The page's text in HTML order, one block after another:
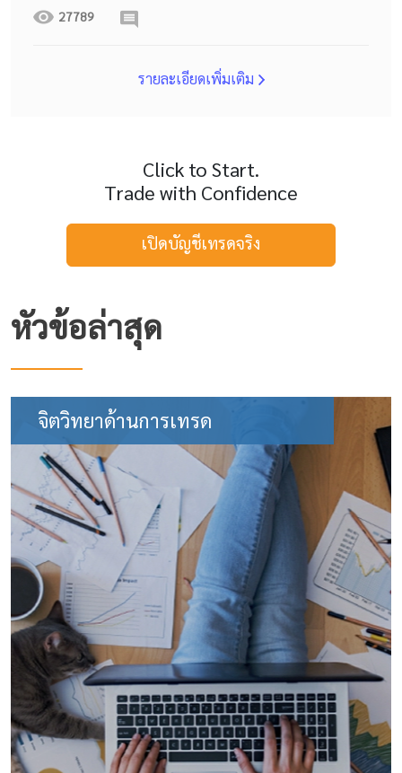
27789
รายละเอียดเพิ่มเติม
Click to Start.
Trade with Confidence
เปิดบัญชีเทรดจริง
หัวข้อล่าสุด
จิตวิทยาด้านการเทรด